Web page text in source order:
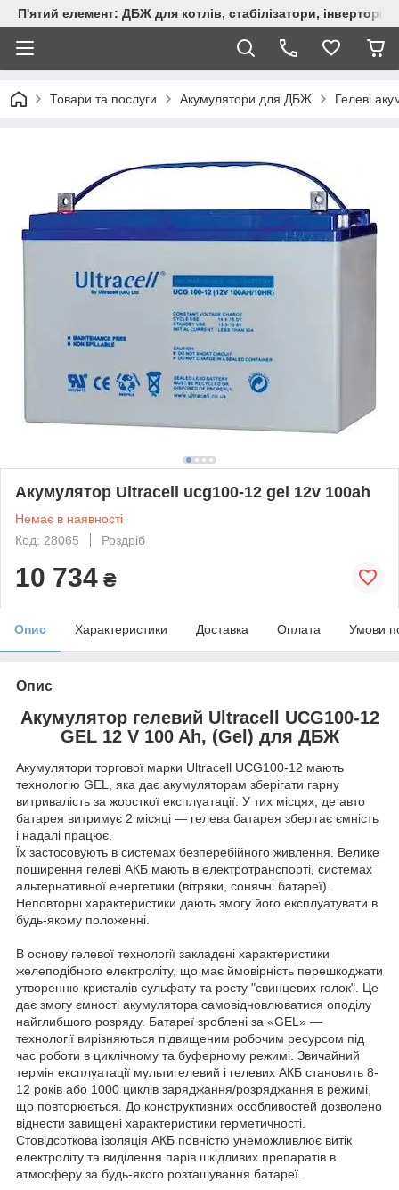
П'ятий елемент: ДБЖ для котлів, стабілізатори, інвертори,
Товари та послуги Акумулятори для ДБЖ Гелеві
Акумулятор Ultracell ucg100-12 gel 12v 100ah
Немає в наявності
Код: 28065
Роздріб
10 734 ₴
Опис Характеристики Доставка Оплата Умови
Опис
Акумулятор гелевий Ultracell UCG100-12
GEL 12 V 100 Ah, (Gel) для ДБЖ
Акумулятори торгової марки Ultracell UCG100-12 мають
технологію GEL, яка дає акумуляторам зберігати гарну
витривалість за жорсткої експлуатації. У тих місцях, де авто
батарея витримує 2 місяці — гелева батарея зберігає ємність
і надалі працює.
Їх застосовують в системах безперебійного живлення. Велике
поширення гелеві АКБ мають в електротранспорті, системах
альтернативної енергетики (вітряки, сонячні батареї).
Неповторні характеристики дають змогу його експлуатувати в
будь-якому положенні.
В основу гелевої технології закладені характеристики
желеподібного електроліту, що має ймовірність перешкоджати
утворенню кристалів сульфату та росту "свинцевих голок". Це
дає змогу ємності акумулятора самовідновлюватися оподілу
найглибшого розряду. Батареї зроблені за «GEL» —
технології вирізняються підвищеним робочим ресурсом під
час роботи в циклічному та буферному режимі. Звичайний
термін експлуатації мультигелевий і гелевих АКБ становить 8-
12 років або 1000 циклів заряджання/розряджання в режимі,
що повторюється. До конструктивних особливостей дозволено
віднести завищені характеристики герметичності.
Стовідсоткова ізоляція АКБ повністю унеможливлює витік
електроліту та виділення парів шкідливих препаратів в
атмосферу за будь-якого розташування батареї.